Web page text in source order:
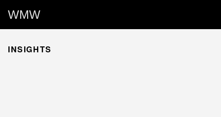
WMW
INSIGHTS